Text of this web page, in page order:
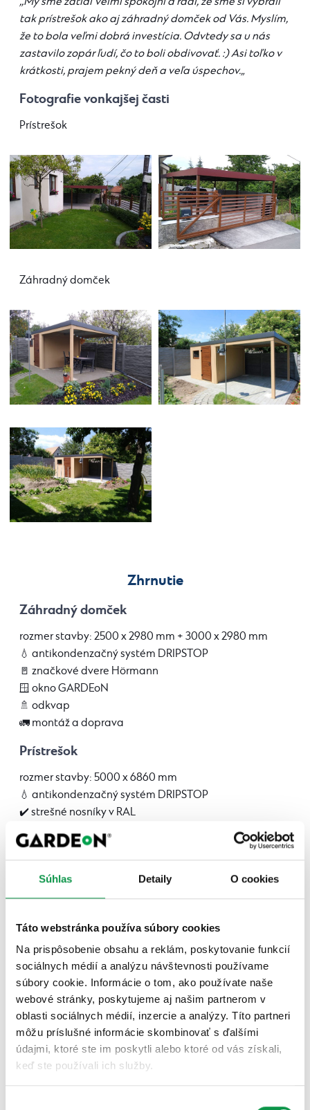
Súhlas Detaily O cookies
Táto webstránka používa súbory cookies
Na prispôsobenie obsahu a reklám, poskytovanie funkcií
sociálnych médií a analýzu návštevnosti používame
súbory cookie. Informácie o tom, ako používate naše
webové stránky, poskytujeme aj našim partnerom v
oblasti sociálnych médií, inzercie a analýzy. Títo partneri
môžu príslušné informácie skombinovať s ďalšími
údajmi, ktoré ste im poskytli alebo ktoré od vás získali,
keď ste používali ich služby.
tak prístrešok ako aj záhradný domček od Vás. Myslím,
že to bola veľmi dobrá investícia. Odvtedy sa u nás
zastavilo zopár ľudí, čo to boli obdivovať. :) Asi toľko v
krátkosti, prajem pekný deň a veľa úspechov.„
Fotografie vonkajšej časti
Prístrešok
Záhradný domček
Zhrnutie
Záhradný domček
rozmer stavby: 2500 x 2980 mm + 3000 x 2980 mm
💧 antikondenzačný systém DRIPSTOP⠀
🚪 značkové dvere Hörmann
🪟 okno GARDEoN
🚿 odkvap
🚛 montáž a doprava
Prístrešok
rozmer stavby: 5000 x 6860 mm
💧 antikondenzačný systém DRIPSTOP⠀
✔️ strešné nosníky v RAL
🚛 montáž a doprava
Za spätnú väzbu a fotografie ďakujeme nášmu
zákazníkovi Pavličkovi z Cígeľa.
Chcem si nakonfigurovať svoj záhradný
domček/prístrešok
Ako sa žije s GARDEONom
Garáže
Pergoly